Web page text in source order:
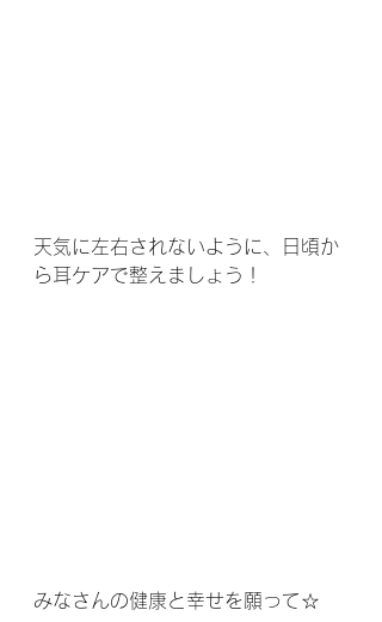
天気に左右されないように、日頃か
ら耳ケアで整えましょう！
みなさんの健康と幸せを願って☆